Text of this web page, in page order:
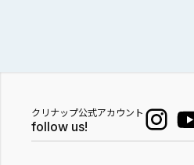
クリナップ公式アカウント
follow us!